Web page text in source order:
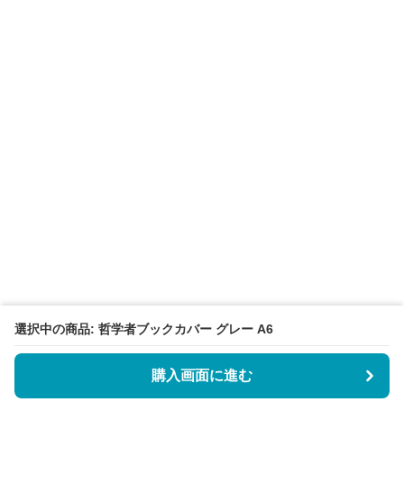
選択中の商品: 哲学者ブックカバー グレー A6
購入画面に進む